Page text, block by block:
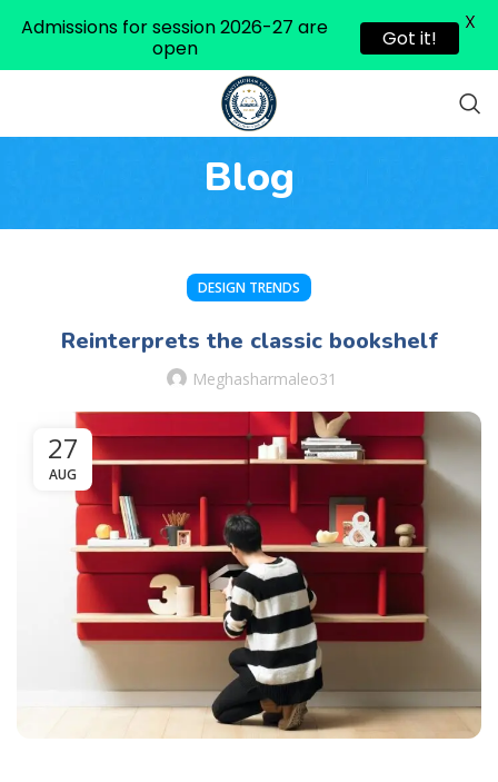
Blog
DESIGN TRENDS
Reinterprets the classic bookshelf
Meghasharmaleo31
27
AUG
Admissions for session 2026-27 are
open
Got it!
X